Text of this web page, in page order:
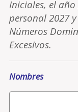
Iniciales, el
personal 2027
Números
Excesivos.
Nombres